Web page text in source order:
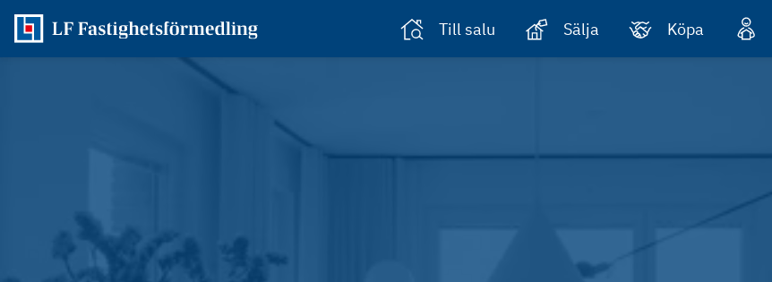
Till salu Sälja Köpa